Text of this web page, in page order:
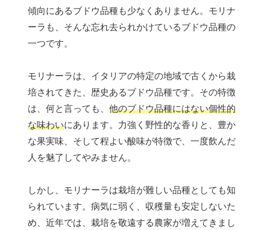
傾向にあるブドウ品種も少なくありません。モリナ
ーラも、そんな忘れ去られかけているブドウ品種の
一つです。
モリナーラは、イタリアの特定の地域で古くから栽
培されてきた、歴史あるブドウ品種です。その特徴
は、何と言っても、 他のブドウ品種にはない個性的
な味わいにあります。力強く野性的な香りと、豊か
な果実味、そして程よい酸味が特徴で、一度飲んだ
人を魅了してやみません。
しかし、モリナーラは栽培が難しい品種としても知
られています。病気に弱く、収穫量も安定しないた
め、近年では、栽培を敬遠する農家が増えてきまし